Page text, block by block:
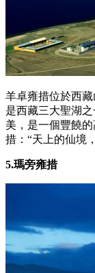
羊卓雍措位於西藏
是西藏三大聖湖
美，是一個豐饒
措：“天上的仙境
5.瑪旁雍措